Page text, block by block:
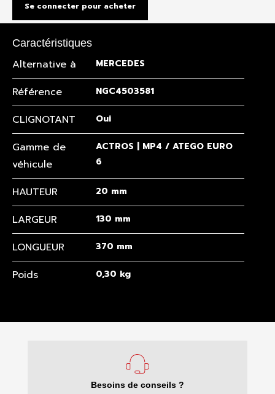
Besoins de conseils ?
Se connecter pour acheter
Caractéristiques
Alternative à MERCEDES
Référence NGC4503581
CLIGNOTANT Oui
Gamme de
véhicule
ACTROS | MP4 / ATEGO EURO
6
HAUTEUR 20 mm
LARGEUR 130 mm
LONGUEUR 370 mm
Poids 0,30 kg